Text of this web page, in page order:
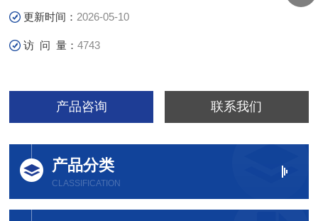
更新时间： 2026-05-10
访 问 量：4743
产品咨询 联系我们
产品分类
CLASSIFICATION